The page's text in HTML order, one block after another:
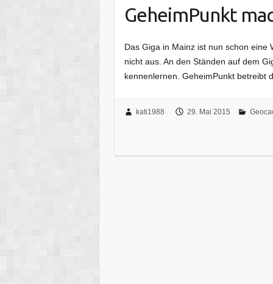
GeheimPunkt
Das Giga in Mainz ist nun schon
nicht aus. An den Ständen auf dem
kennenlernen. GeheimPunkt betreibt
kati1988 29. Mai 2015